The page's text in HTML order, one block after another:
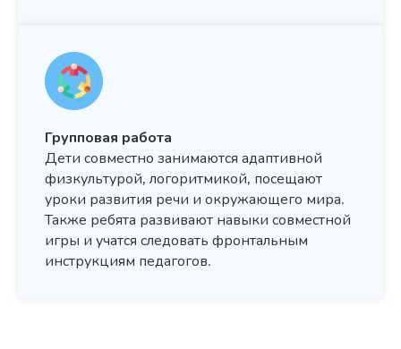
Групповая работа
Дети совместно занимаются адаптивной
физкультурой, логоритмикой, посещают
уроки развития речи и окружающего мира.
Также ребята развивают навыки совместной
игры и учатся следовать фронтальным
инструкциям педагогов.